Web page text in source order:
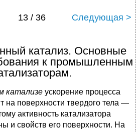
13 / 36 Следующая >
катализ. Основные
к пpомышленным
катализе ускорение процесса
на поверхности твердого тела —
активность катализатора
и свойств его поверхности. На